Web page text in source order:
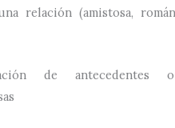
relación (amistosa,
de antecedentes